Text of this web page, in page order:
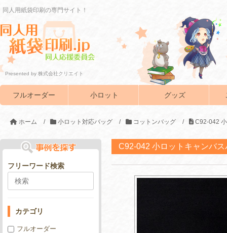
同人用紙袋印刷の専門サイト！
Presented by 株式会社クリエイト
フルオーダー 小ロット グッズ
ホーム / 小ロット対応バッグ / コットンバッグ / C92-042
C92-042 小ロットキャンバス
フリーワード検索
カテゴリ
フルオーダー